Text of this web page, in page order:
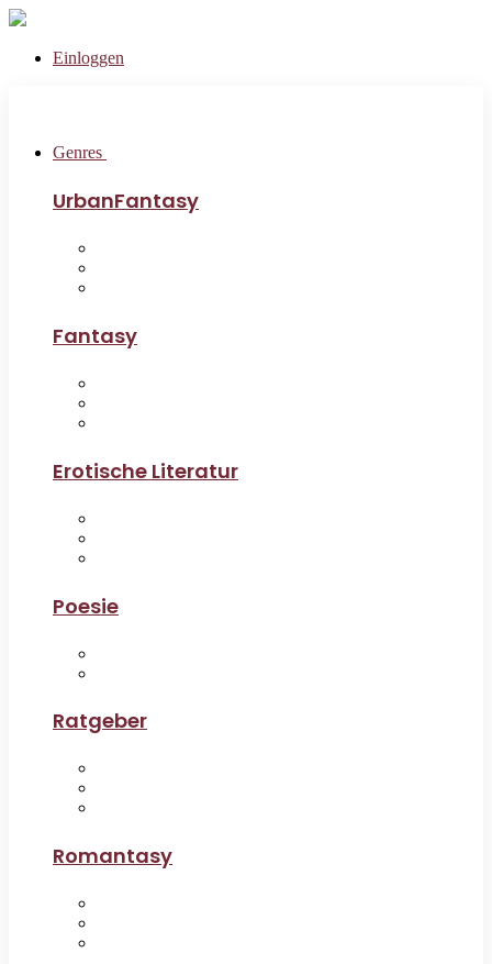
Einloggen
Genres
UrbanFantasy
Fantasy
Erotische Literatur
Poesie
Ratgeber
Romantasy